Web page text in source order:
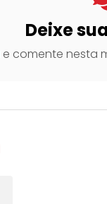
Deixe
e comente nesta